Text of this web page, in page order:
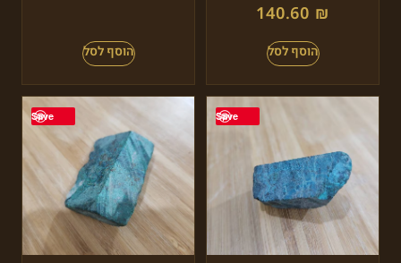
140.60 ₪
Save
Save